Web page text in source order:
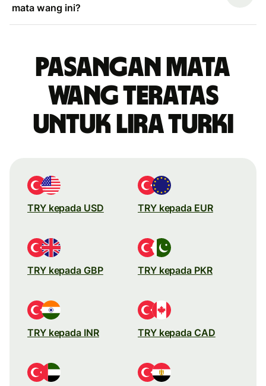
mata wang ini?
Pasangan mata
wang teratas
untuk lira Turki
TRY kepada USD TRY kepada EUR
TRY kepada GBP TRY kepada PKR
TRY kepada INR TRY kepada CAD